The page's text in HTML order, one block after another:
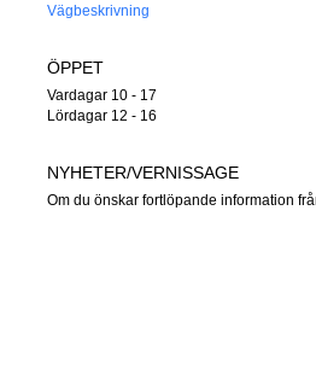
Vägbeskrivning
ÖPPET
Vardagar 10 - 17
Lördagar 12 - 16
NYHETER/VERNISSAGE
Om du önskar fortlöpande information